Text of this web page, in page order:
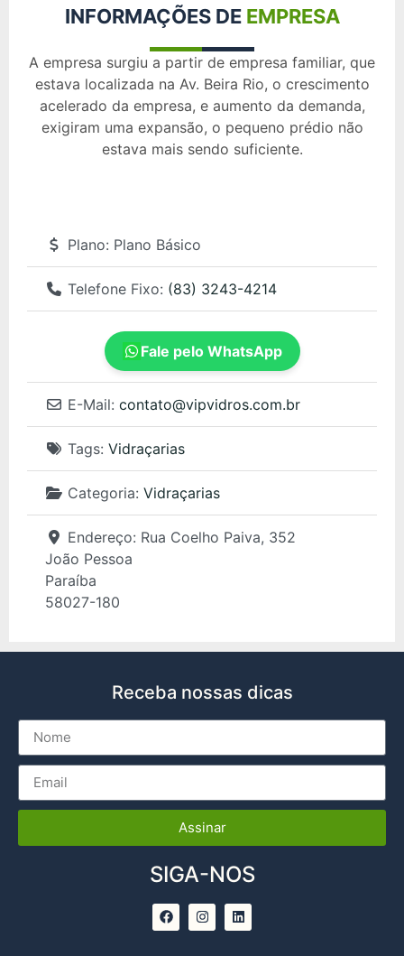
INFORMAÇÕES DE EMPRESA
A empresa surgiu a partir de empresa familiar, que
estava localizada na Av. Beira Rio, o crescimento
acelerado da empresa, e aumento da demanda,
exigiram uma expansão, o pequeno prédio não
estava mais sendo suficiente.
Plano: Plano Básico
Telefone Fixo: (83) 3243-4214
Fale pelo WhatsApp
E-Mail: contato@vipvidros.com.br
Tags: Vidraçarias
Categoria: Vidraçarias
Endereço: Rua Coelho Paiva, 352
João Pessoa
Paraíba
58027-180
Receba nossas dicas
Assinar
SIGA-NOS